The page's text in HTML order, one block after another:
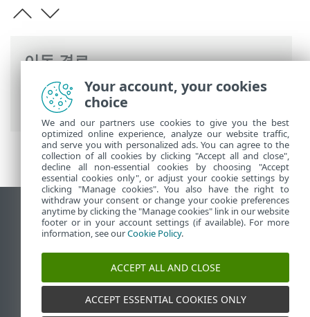
이동 경로
ESET 온라인 도움말>ESET Server Security
고급 설정>사용자 인터페이스
데스크톱 사이트 보기
End of Life
ESET 지식 베이스
ESET Status Portal
국가별 지원
Your account, your cookies
choice
We and our partners use cookies to give you the best
optimized online experience, analyze our website traffic,
and serve you with personalized ads. You can agree to the
collection of all cookies by clicking "Accept all and close",
decline all non-essential cookies by choosing "Accept
essential cookies only", or adjust your cookie settings by
clicking "Manage cookies". You also have the right to
withdraw your consent or change your cookie preferences
anytime by clicking the "Manage cookies" link in our website
footer or in your account settings (if available). For more
information, see ourCookie Policy.
ACCEPT ALL AND CLOSE
ACCEPT ESSENTIAL COOKIES ONLY